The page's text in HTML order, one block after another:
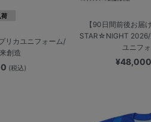
荷
リカユニフォーム/
創造
(税込)
【90日間前後お届
STAR☆NIGHT 2026/
ユニフ
¥48,000